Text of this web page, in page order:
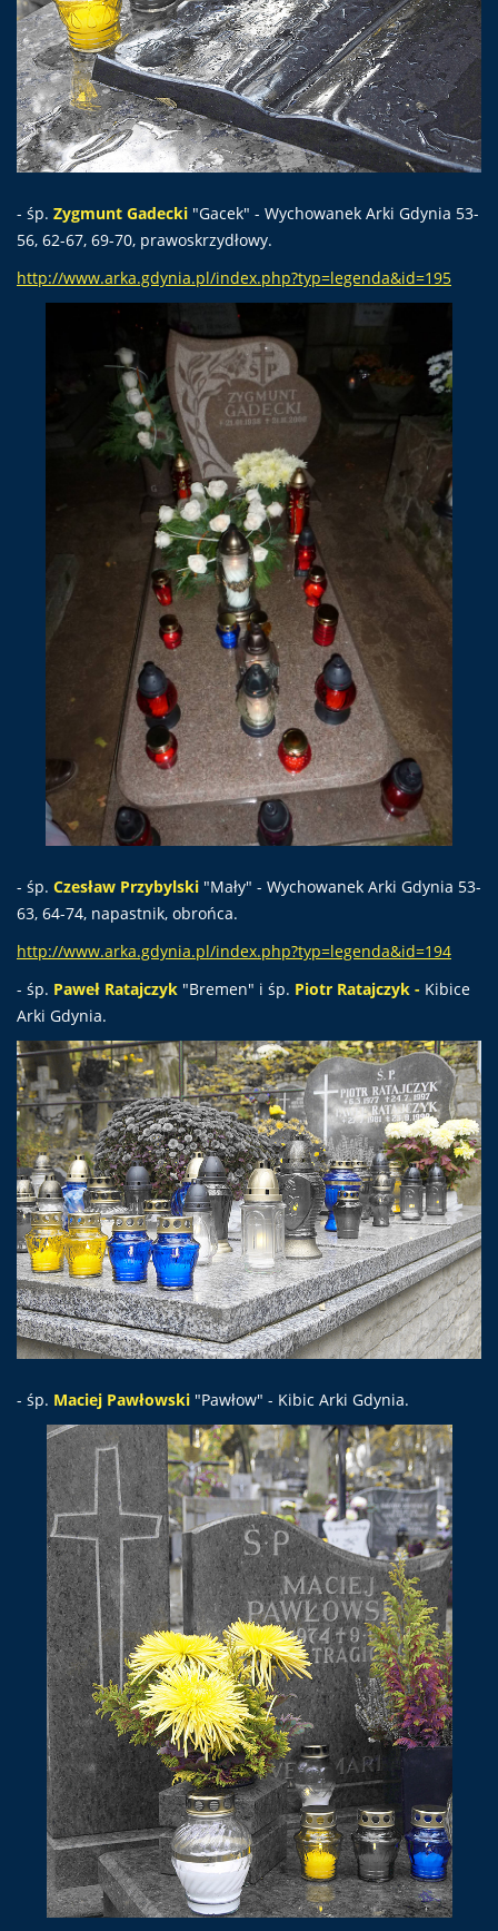
- śp. Zygmunt Gadecki "Gacek" - Wychowanek Arki Gdynia 53-
56, 62-67, 69-70, prawoskrzydłowy.
http://www.arka.gdynia.pl/index.php?typ=legenda&id=195
- śp. Czesław Przybylski "Mały" - Wychowanek Arki Gdynia 53-
63, 64-74, napastnik, obrońca.
http://www.arka.gdynia.pl/index.php?typ=legenda&id=194
- śp. Paweł Ratajczyk "Bremen" i śp. Piotr Ratajczyk - Kibice
Arki Gdynia.
- śp. Maciej Pawłowski "Pawłow" - Kibic Arki Gdynia.